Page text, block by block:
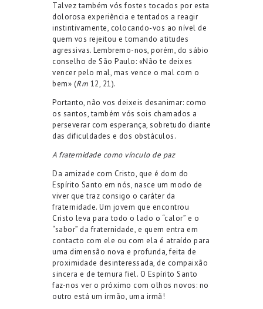
Talvez também vós fostes tocados por esta
dolorosa experiência e tentados a reagir
instintivamente, colocando-vos ao nível de
quem vos rejeitou e tomando atitudes
agressivas. Lembremo-nos, porém, do sábio
conselho de São Paulo: «Não te deixes
vencer pelo mal, mas vence o mal com o
bem» (Rm 12, 21).
Portanto, não vos deixeis desanimar: como
os santos, também vós sois chamados a
perseverar com esperança, sobretudo diante
das dificuldades e dos obstáculos.
A fraternidade como vínculo de paz
Da amizade com Cristo, que é dom do
Espírito Santo em nós, nasce um modo de
viver que traz consigo o caráter da
fraternidade. Um jovem que encontrou
Cristo leva para todo o lado o “calor” e o
“sabor” da fraternidade, e quem entra em
contacto com ele ou com ela é atraído para
uma dimensão nova e profunda, feita de
proximidade desinteressada, de compaixão
sincera e de ternura fiel. O Espírito Santo
faz-nos ver o próximo com olhos novos: no
outro está um irmão, uma irmã!